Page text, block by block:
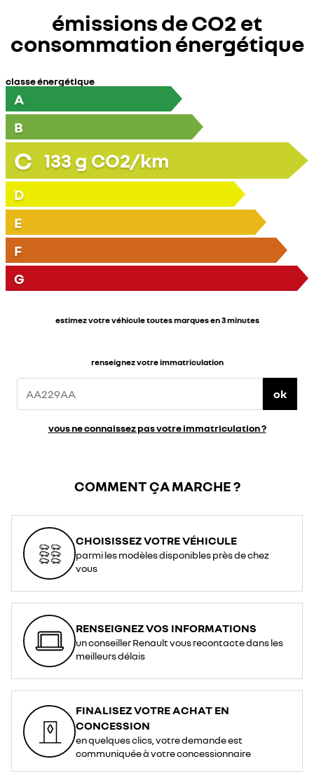
émissions de CO2 et
consommation énergétique
classe énergétique
A
B
C 133 g CO2/km
D
E
F
G
estimez votre véhicule toutes marques en 3 minutes
renseignez votre immatriculation
ok
vous ne connaissez pas votre immatriculation ?
COMMENT ÇA MARCHE ?
CHOISISSEZ VOTRE VÉHICULE
parmi les modèles disponibles près de chez
vous
RENSEIGNEZ VOS INFORMATIONS
un conseiller Renault vous recontacte dans les
meilleurs délais
FINALISEZ VOTRE ACHAT EN
CONCESSION
en quelques clics, votre demande est
communiquée à votre concessionnaire